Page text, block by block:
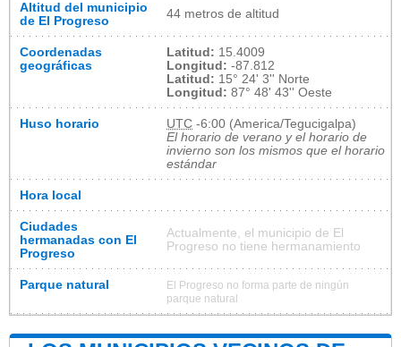
Altitud del municipio
de El Progreso
44 metros de altitud
Coordenadas
geográficas
Latitud: 15.4009
Longitud: -87.812
Latitud: 15° 24' 3'' Norte
Longitud: 87° 48' 43'' Oeste
Huso horario UTC -6:00 (America/Tegucigalpa)
El horario de verano y el horario de
invierno son los mismos que el horario
estándar
Hora local
Ciudades
hermanadas con El
Progreso
Actualmente, el municipio de El
Progreso no tiene hermanamiento
Parque natural
El Progreso no forma parte de ningún
parque natural